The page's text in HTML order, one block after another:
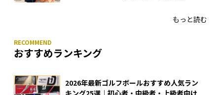
もっと読む
おすすめランキング
2026年最新ゴルフボールおすすめ人気ラン